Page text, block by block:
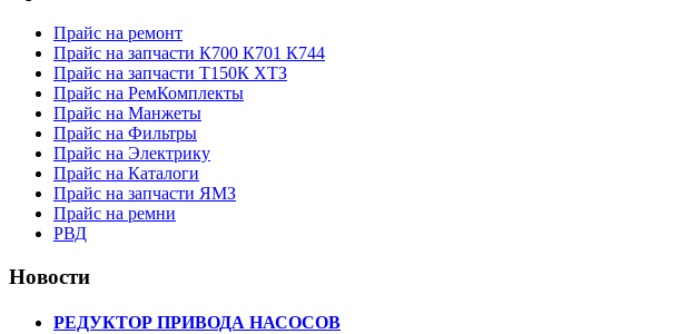
Прайс на ремонт
Прайс на запчасти К700 К701 К744
Прайс на запчасти Т150К ХТЗ
Прайс на РемКомплекты
Прайс на Манжеты
Прайс на Фильтры
Прайс на Электрику
Прайс на Каталоги
Прайс на запчасти ЯМЗ
Прайс на ремни
РВД
Новости
РЕДУКТОР ПРИВОДА НАСОСОВ